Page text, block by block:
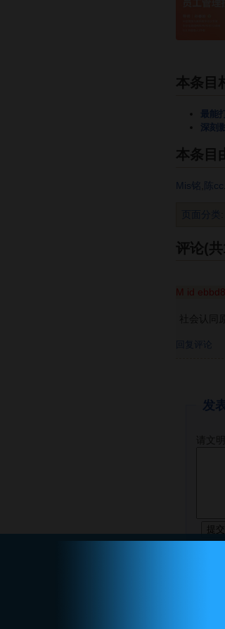
本条目
最能
深刻
本条目
Mis铭 陈cc
页面分类
评论(
M id
社会认
回复评论
发
请文